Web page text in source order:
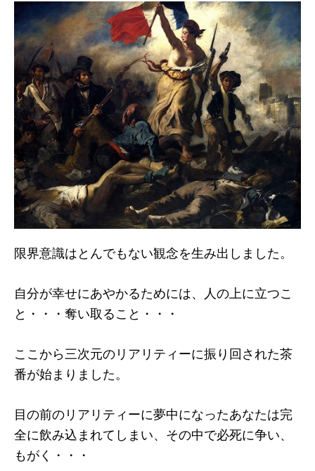
限界意識はとんでもない観念を生み出しました。
自分が幸せにあやかるためには、人の上に立つこ
と・・・奪い取ること・・・
ここから三次元のリアリティーに振り回された茶
番が始まりました。
目の前のリアリティーに夢中になったあなたは完
全に飲み込まれてしまい、その中で必死に争い、
もがく・・・